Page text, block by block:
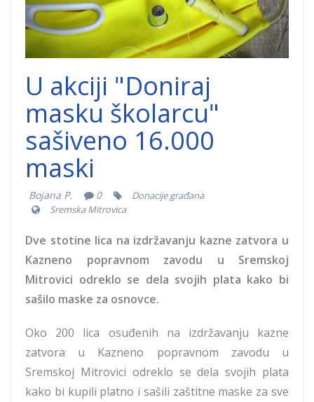
mitrovica.jpg
U akciji "Doniraj
masku školarcu"
sašiveno 16.000
maski
Bojana P. 0
Donacije građana
Sremska Mitrovica
Dve stotine lica na izdržavanju kazne zatvora u
Kazneno popravnom zavodu u Sremskoj
Mitrovici odreklo se dela svojih plata kako bi
sašilo maske za osnovce.
Oko 200 lica osuđenih na izdržavanju kazne
zatvora u Kazneno popravnom zavodu u
Sremskoj Mitrovici odreklo se dela svojih plata
kako bi kupili platno i sašili zaštitne maske za sve